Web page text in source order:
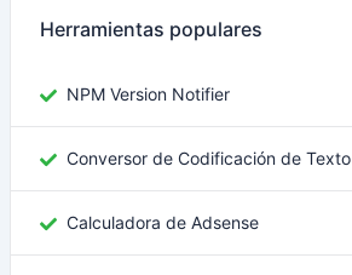
Herramientas populares
NPM Version Notifier
Conversor de Codificación de
Calculadora de Adsense